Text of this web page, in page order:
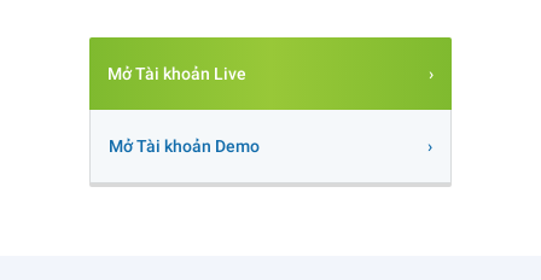
Mở Tài khoản Live
Mở Tài khoản Demo